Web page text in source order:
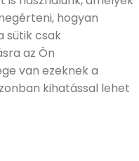
hogyan
sütik csak
az Ön
van ezeknek a
kihatással lehet